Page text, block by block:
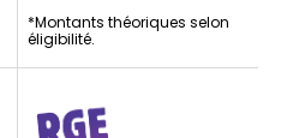
*Montants théoriques selon
éligibilité.